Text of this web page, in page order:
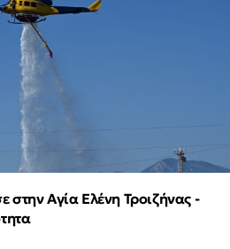
Αγία Ελένη Τροιζήνας -